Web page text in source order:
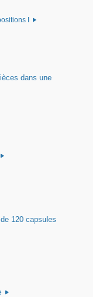
I